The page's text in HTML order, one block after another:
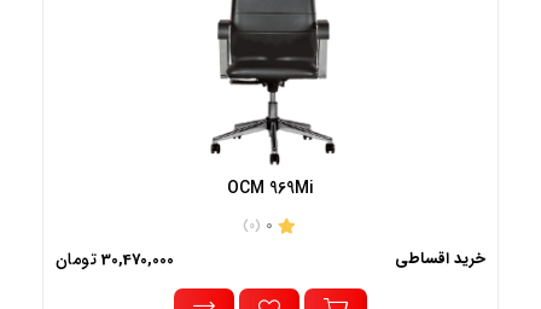
OCM 969Mi
(0)
خرید اقساطی 30,470,000تومان